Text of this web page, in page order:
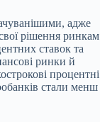
адже
рішення ринкам
ставок та
ринки й
процентні
стали менш